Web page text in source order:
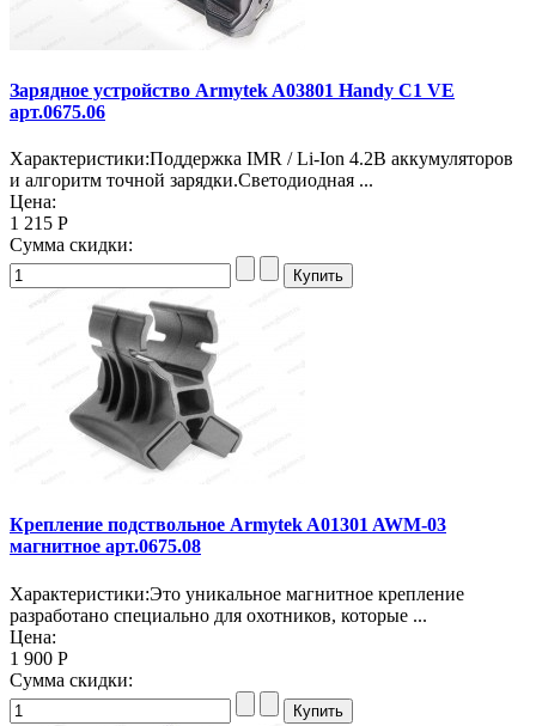
Зарядное устройство Armytek A03801 Handy C1 VE
арт.0675.06
Характеристики:Поддержка IMR / Li-Ion 4.2В аккумуляторов
и алгоритм точной зарядки.Светодиодная ...
Цена:
1 215 Р
Сумма скидки:
Крепление подствольное Armytek A01301 AWM-03
магнитное арт.0675.08
Характеристики:Это уникальное магнитное крепление
разработано специально для охотников, которые ...
Цена:
1 900 Р
Сумма скидки: